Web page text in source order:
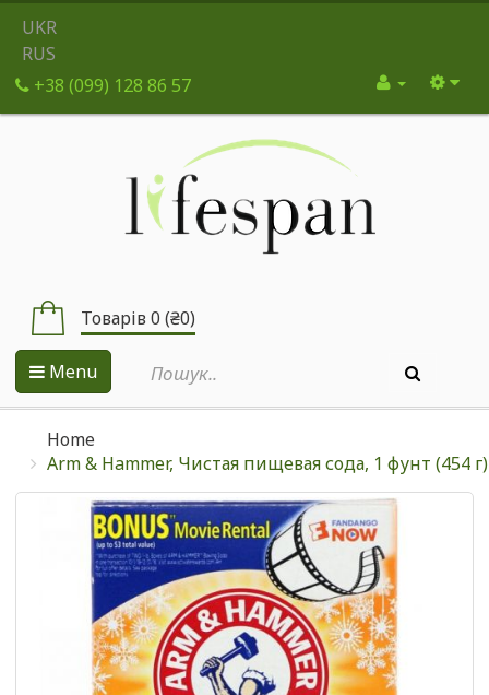
UKR
RUS
+38 (099) 128 86 57
Товарів 0 (₴0)
Menu
Home
Arm & Hammer, Чистая пищевая сода, 1 фунт (454 г)